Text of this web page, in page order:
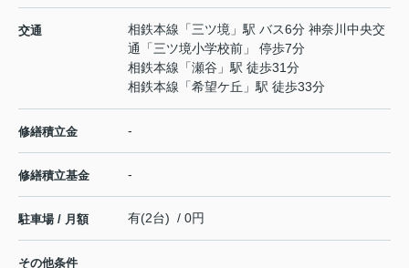
交通 相鉄本線 「三ツ境 」駅 バス6分 神奈川中央交
通「三ツ境小学校前」 停歩7分
相鉄本線 「瀬谷 」駅 徒歩31分
相鉄本線 「希望ケ丘 」駅 徒歩33分
修繕積立金 -
修繕積立基金 -
駐車場 / 月額 有(2台) / 0円
その他条件